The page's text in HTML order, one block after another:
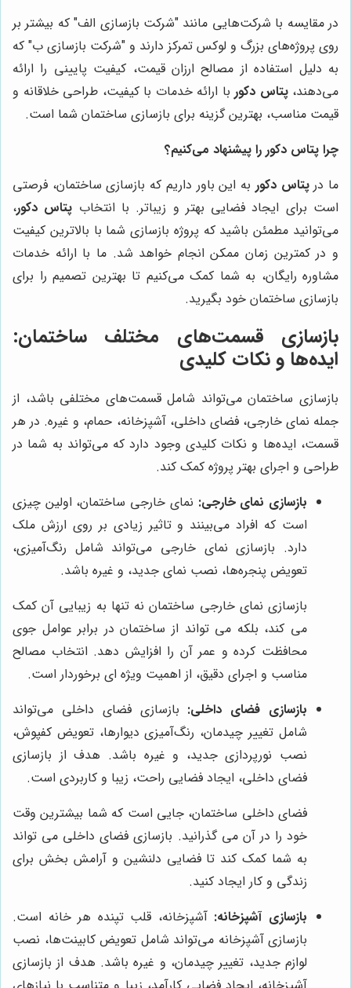
در مقایسه با شرکت‌هایی مانند "شرکت بازسازی الف" که بیشتر بر
روی پروژه‌های بزرگ و لوکس تمرکز دارند و "شرکت بازسازی ب" که
به دلیل استفاده از مصالح ارزان قیمت، کیفیت پایینی را ارائه
می‌دهند،پتاس دکور با ارائه خدمات با کیفیت، طراحی خلاقانه و
قیمت مناسب، بهترین گزینه برای بازسازی ساختمان شما است.
چرا پتاس دکور را پیشنهاد می‌کنیم؟
ما درپتاس دکور به این باور داریم که بازسازی ساختمان، فرصتی
است برای ایجاد فضایی بهتر و زیباتر. با انتخاب پتاس دکور،
می‌توانید مطمئن باشید که پروژه بازسازی شما با بالاترین کیفیت
و در کمترین زمان ممکن انجام خواهد شد. ما با ارائه خدمات
مشاوره رایگان، به شما کمک می‌کنیم تا بهترین تصمیم را برای
بازسازی ساختمان خود بگیرید.
بازسازی قسمت‌های مختلف ساختمان:
ایده‌ها و نکات کلیدی
بازسازی ساختمان می‌تواند شامل قسمت‌های مختلفی باشد، از
جمله نمای خارجی، فضای داخلی، آشپزخانه، حمام، و غیره. در هر
قسمت، ایده‌ها و نکات کلیدی وجود دارد که می‌تواند به شما در
طراحی و اجرای بهتر پروژه کمک کند.
بازسازی نمای خارجی: نمای خارجی ساختمان، اولین چیزی
است که افراد می‌بینند و تاثیر زیادی بر روی ارزش ملک
دارد. بازسازی نمای خارجی می‌تواند شامل رنگ‌آمیزی،
تعویض پنجره‌ها، نصب نمای جدید، و غیره باشد.
بازسازی نمای خارجی ساختمان نه تنها به زیبایی آن کمک
می کند، بلکه می تواند از ساختمان در برابر عوامل جوی
محافظت کرده و عمر آن را افزایش دهد. انتخاب مصالح
مناسب و اجرای دقیق، از اهمیت ویژه ای برخوردار است.
بازسازی فضای داخلی: بازسازی فضای داخلی می‌تواند
شامل تغییر چیدمان، رنگ‌آمیزی دیوارها، تعویض کفپوش،
نصب نورپردازی جدید، و غیره باشد. هدف از بازسازی
فضای داخلی، ایجاد فضایی راحت، زیبا و کاربردی است.
فضای داخلی ساختمان، جایی است که شما بیشترین وقت
خود را در آن می گذرانید. بازسازی فضای داخلی می تواند
به شما کمک کند تا فضایی دلنشین و آرامش بخش برای
زندگی و کار ایجاد کنید.
بازسازی آشپزخانه: آشپزخانه، قلب تپنده هر خانه است.
بازسازی آشپزخانه می‌تواند شامل تعویض کابینت‌ها، نصب
لوازم جدید، تغییر چیدمان، و غیره باشد. هدف از بازسازی